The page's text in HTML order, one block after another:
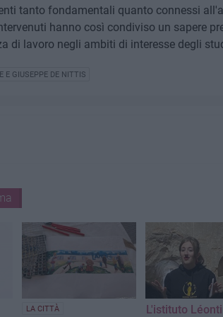
tanto fondamentali quanto connessi
hanno così condiviso un sapere
di lavoro negli ambiti di interesse degli
E GIUSEPPE DE NITTIS
LA CITTÀ
L'istituto